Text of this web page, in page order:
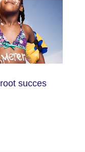
succes